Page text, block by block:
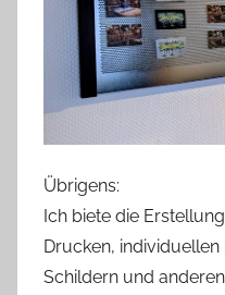
Übrigens:
Ich biete die
Drucken,
Schildern und